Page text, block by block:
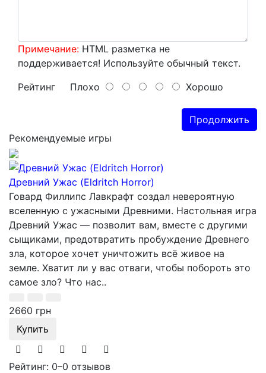
Примечание: HTML разметка не
поддерживается! Используйте обычный текст.
Рейтинг Плохо Хорошо
Продолжить
Рекомендуемые игры
Древний Ужас (Eldritch Horror)
Говард Филлипс Лавкрафт создал невероятную
вселенную с ужасными Древними. Настольная игра
Древний Ужас — позволит вам, вместе с другими
сыщиками, предотвратить пробуждение Древнего
зла, которое хочет уничтожить всё живое на
земле. Хватит ли у вас отваги, чтобы побороть это
самое зло? Что нас..
2660 грн
Купить
Рейтинг: 0–0 отзывов